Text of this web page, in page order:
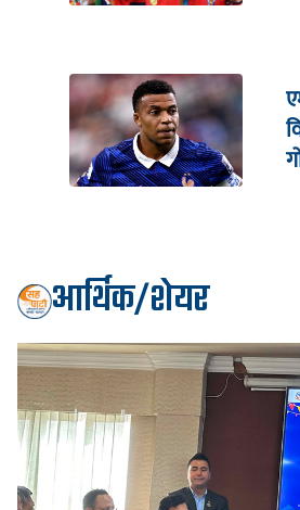
आर्थिक/शेयर